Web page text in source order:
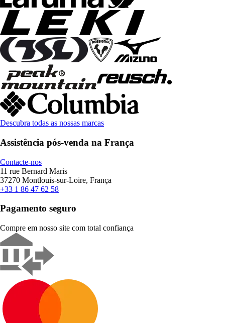
Descubra todas as nossas marcas
Assistência pós-venda na França
Contacte-nos
11 rue Bernard Maris
37270 Montlouis-sur-Loire, França
+33 1 86 47 62 58
Pagamento seguro
Compre em nosso site com total confiança